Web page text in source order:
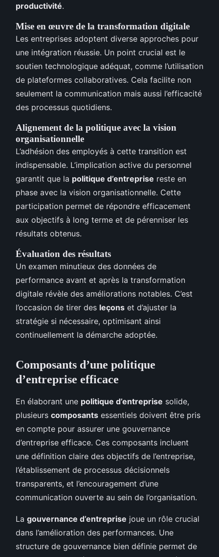
productivité.
Mise en œuvre de la transformation digitale
Les entreprises adoptent diverse approches pour
une intégration réussie. Un point crucial est le
soutien technologique adéquat, comme l’utilisation
de plateformes collaboratives. Cela facilite non
seulement la communication mais aussi l’efficacité
des processus quotidiens.
Alignement de la politique avec la vision
organisationnelle
L’adhésion des employés à cette transition est
indispensable. L’implication active du personnel
garantit que la politique d’entreprise reste en
phase avec la vision organisationnelle. Cette
participation permet de répondre efficacement
aux objectifs à long terme et de pérenniser les
résultats obtenus.
Évaluation des résultats
Un examen minutieux des données de
performance avant et après la transformation
digitale révèle des améliorations notables. C’est
l’occasion de tirer des leçons et d’ajuster la
stratégie si nécessaire, optimisant ainsi
continuellement la démarche adoptée.
Composants d’une politique
d’entreprise efficace
En élaborant une politique d’entreprise solide,
plusieurs composants essentiels doivent être pris
en compte pour assurer une gouvernance
d’entreprise efficace. Ces composants incluent
une définition claire des objectifs de l’entreprise,
l’établissement de processus décisionnels
transparents, et l’encouragement d’une
communication ouverte au sein de l’organisation.
La gouvernance d’entreprise joue un rôle crucial
dans l’amélioration des performances. Une
structure de gouvernance bien définie permet de